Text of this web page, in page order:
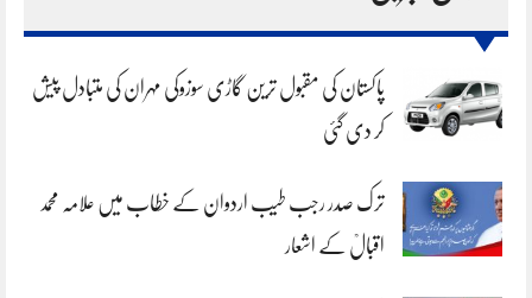
پاکستان کی مقبول ترین گاڑی سوزوکی مہران کی متبادل پیش
کر دی گئی
ترک صدر رجب طیب اردوان کے خطاب میں علامہ محمد
اقبالؒ کے اشعار